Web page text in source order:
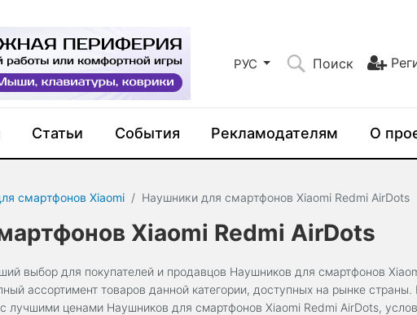
РУС Поиск
Статьи События Рекламодателям О
смартфонов Xiaomi Наушники для смартфонов Xiaomi Redmi AirDots
Xiaomi Redmi AirDots
выбор для покупателей и продавцов Наушников для смартфонов
ассортимент товаров данной категории, доступных на рынке
лучшими ценами Наушников для смартфонов Xiaomi Redmi AirDots,